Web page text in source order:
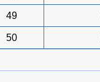
49
50